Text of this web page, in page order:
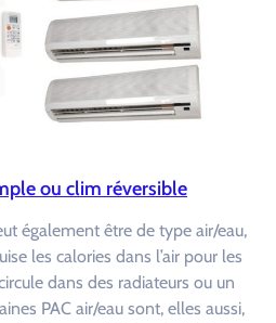
ou clim réversible
également être de type air/eau,
les calories dans l’air pour les
dans des radiateurs ou un
PAC air/eau sont, elles aussi,